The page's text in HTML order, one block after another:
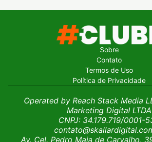
Sobre
Contato
Termos de Uso
Política de Privacidade
Operated by Reach Stack Media
Marketing Digital LTDA
CNPJ: 34.179.719/0001-
Av. Cel. Pedro Maia de Carvalho,